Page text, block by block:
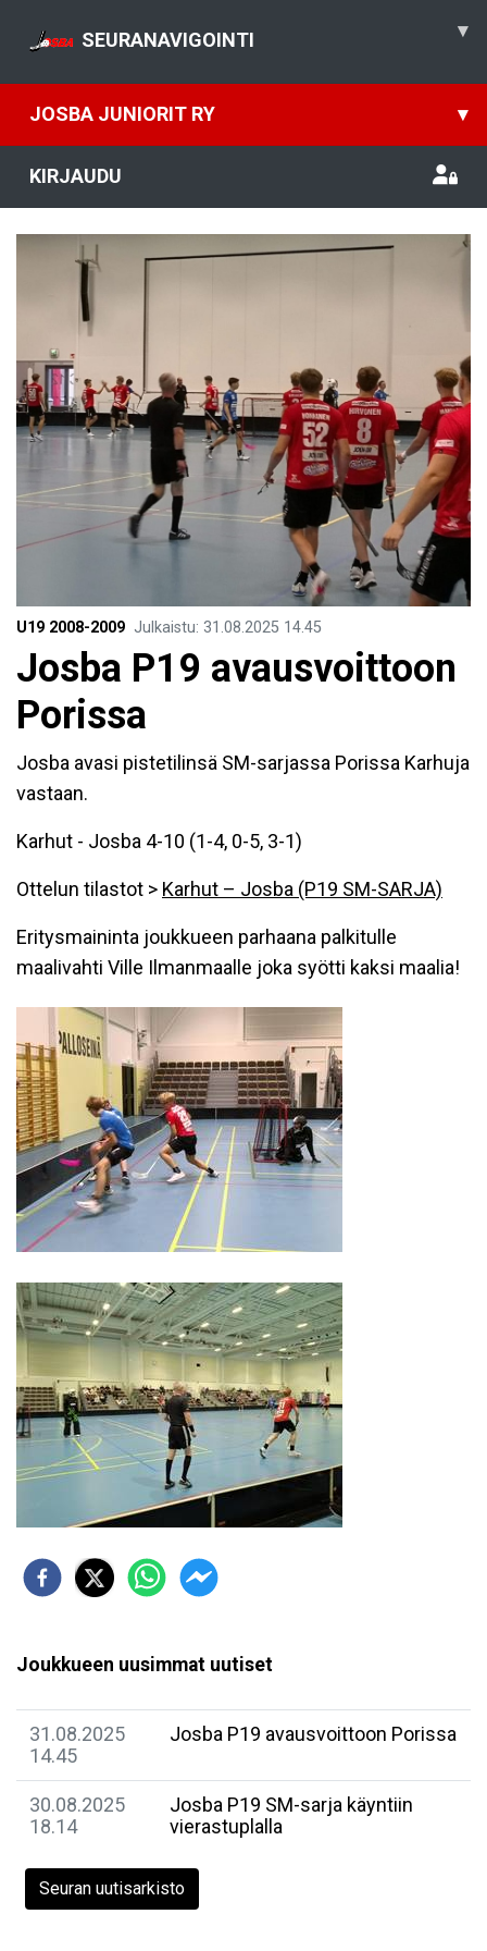
SEURANAVIGOINTI ▾
JOSBA JUNIORIT RY ▾
KIRJAUDU
U19 2008-2009 Julkaistu: 31.08.2025 14.45
Josba P19 avausvoittoon
Porissa
Josba avasi pistetilinsä SM-sarjassa Porissa Karhuja
vastaan.
Karhut - Josba 4-10 (1-4, 0-5, 3-1)
Ottelun tilastot > Karhut – Josba (P19 SM-SARJA)
Eritysmaininta joukkueen parhaana palkitulle
maalivahti Ville Ilmanmaalle joka syötti kaksi maalia!
Joukkueen uusimmat uutiset
31.08.2025
14.45
Josba P19 avausvoittoon Porissa
30.08.2025
18.14
Josba P19 SM-sarja käyntiin
vierastuplalla
Seuran uutisarkisto